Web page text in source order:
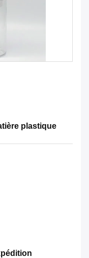
plastique